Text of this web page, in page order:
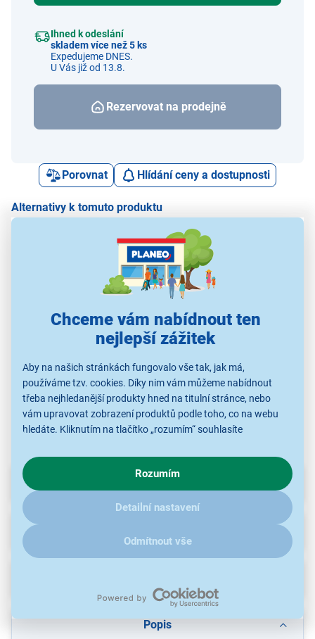
Chceme vám nabídnout ten
nejlepší zážitek
Aby na našich stránkách fungovalo vše tak, jak má,
používáme tzv. cookies. Díky nim vám můžeme nabídnout
třeba nejhledanější produkty hned na titulní stránce, nebo
vám upravovat zobrazení produktů podle toho, co na webu
hledáte. Kliknutím na tlačítko „rozumím“ souhlasíte
chování na webu pro zobrazení cílených reklam. Pokud vás
zajímají detaily, jak u nás s cookies a dalšími údaji pracujeme,
kliknětesem.
Rozumím
Detailní nastavení
Odmítnout vše
Ihned k odeslání
skladem více než 5 ks
Expedujeme DNES.
U Vás již od 13.8.
Rezervovat na prodejně
Porovnat Hlídání ceny a dostupnosti
Alternativy k tomuto produktu
Nástěnné hodiny
329 Kč
Nástěnné hodiny Nástěnné hodiny
Popis
Parametry